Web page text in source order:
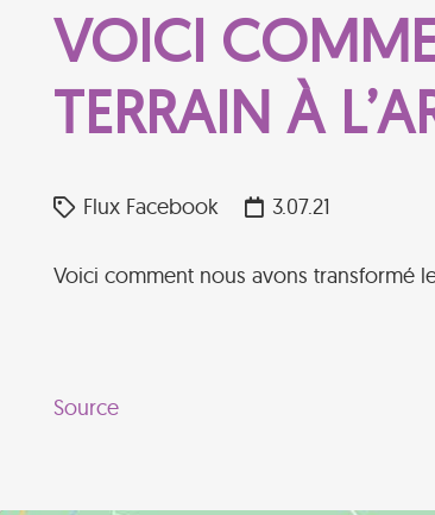
VOICI
TERRAIN À
Flux Facebook 3.07.21
Voici comment nous avons transformé
Source